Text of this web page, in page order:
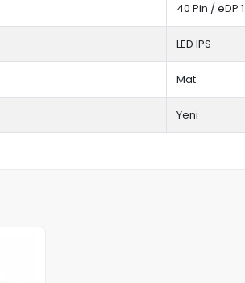
40 Pin / eDP
LED IPS
Mat
Yeni